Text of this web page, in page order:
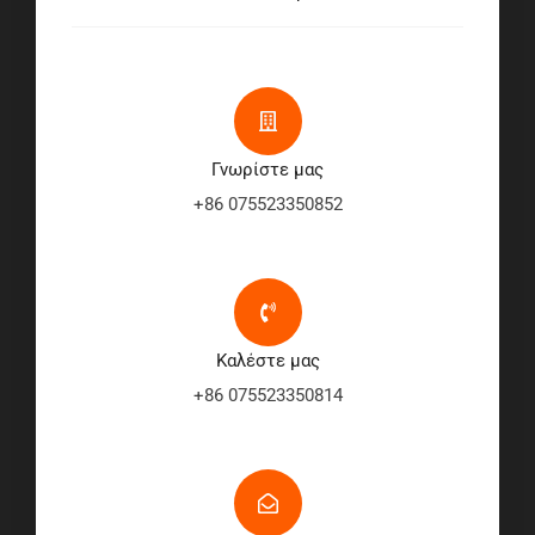
Γνωρίστε μας
+86 075523350852
Καλέστε μας
+86 075523350814